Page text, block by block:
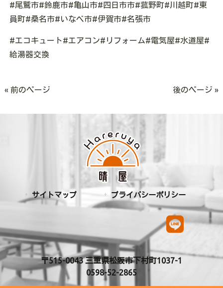
#尾鷲市#鈴鹿市#亀山市#四日市市#菰野町#川越町#東
員町#桑名市#いなべ市#伊賀市#名張市
#エコキュート#エアコン#リフォーム#電気屋#水道屋#
給湯器交換
« 前のページ 後のページ »
サイトマップ プライバシーポリシー
〒515-0043 三重県松阪市下村町1037-1
0598-52-2865